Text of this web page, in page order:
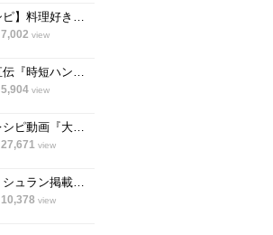
【京都名店レシピ】料理好き必見！京名物の鯖寿司を自宅でつくる！「酒房わかば」
7,002 view
星付きシェフ直伝『時短ハンバーグ』の作り方！”合わせ調味料”が決め手！フランス料理「レーヌ デ プレ」
5,904 view
【京都】名店レシピ動画『大徳寺さいき家』直伝 「ふわふわ だし巻き卵」の作り方！
27,671 view
【動画】京都ミシュラン掲載蕎麦店『花もも』店主が蕎麦を打つすべて
10,378 view